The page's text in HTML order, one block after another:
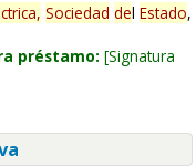
Sociedad del Estado,
préstamo: Signatura